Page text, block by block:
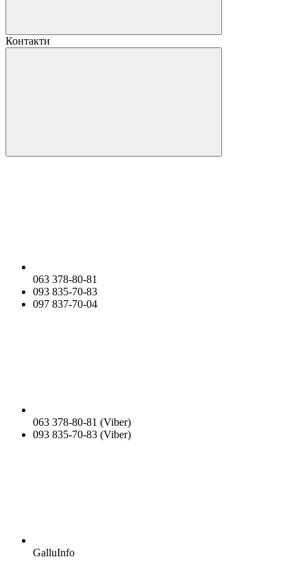
Контакти
063 378-80-81
093 835-70-83
097 837-70-04
063 378-80-81 (Viber)
093 835-70-83 (Viber)
GalluInfo